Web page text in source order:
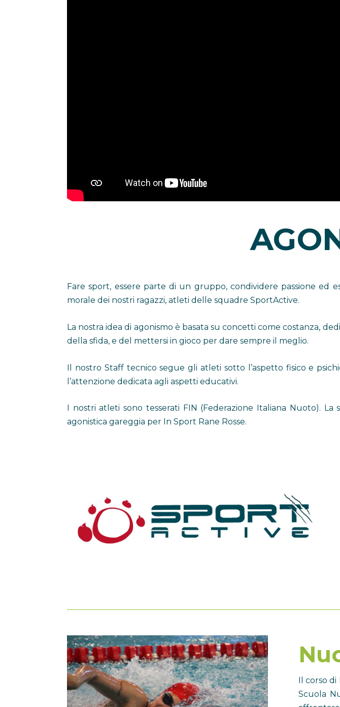
Fare sport, essere parte di un gruppo, condividere passione ed
morale dei nostri ragazzi, atleti delle squadre SportActive.
La nostra idea di agonismo è basata su concetti come costanza,
della sfida, e del mettersi in gioco per dare sempre il meglio.
Il nostro Staff tecnico segue gli atleti sotto l’aspetto fisico e
l’attenzione dedicata agli aspetti educativi.
I nostri atleti sono tesserati FIN (Federazione Italiana Nuoto).
agonistica gareggia per In Sport Rane Rosse.
Il corso
Scuola